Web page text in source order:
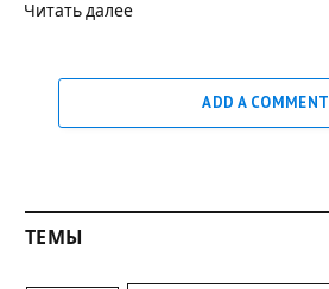
Читать далее
ADD A COMMENT
ТЕМЫ